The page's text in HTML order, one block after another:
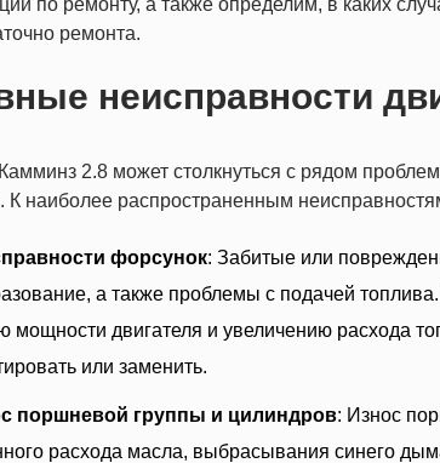
по ремонту, а также определим, в каких
ремонта.
неисправности
2.8 может столкнуться с рядом
К наиболее распространенным
форсунок: Забитые или
а также проблемы с подачей
мощности двигателя и увеличению расхода
или заменить.
поршневой группы и цилиндров: Износ
расхода масла, выбрасывания синего